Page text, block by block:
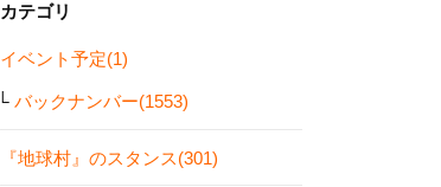
カテゴリ
イベント予定(1)
バックナンバー(1553)
『地球村』のスタンス(301)